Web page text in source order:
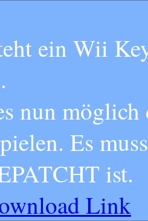
ein Wii
nun
Es
ist.
Link